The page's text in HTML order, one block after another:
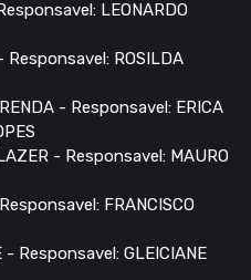
LEONARDO
Responsavel: ROSILDA
- Responsavel: ERICA
- Responsavel: MAURO
FRANCISCO
- Responsavel: GLEICIANE